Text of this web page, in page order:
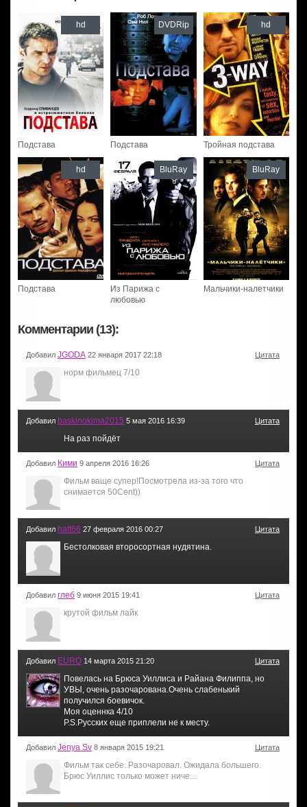
Подстава
hd
Подстава
DVDRip
Тройная подстава
hd
Подстава
hd
Из Парижа с
любовью
BluRay
Мальчики-налетчики
BluRay
Комментарии (13):
Добавил JGODA 22 января 2017 22:18 Цитата
норм фильмец 7/10
Добавил baskinokima2015 5 мая 2016 16:39 Цитата
На раз пойдёт
Добавил Кими 9 апреля 2016 16:26 Цитата
Фильм ваще супер!Посмотрела из-за того что
снимается 50Cent))
Добавил hatt66 27 февраля 2016 00:27 Цитата
Бестолковая второсортная нудятина.
Добавил глеб 9 июня 2015 19:41 Цитата
крутой фильм лайк
Добавил EURO 14 марта 2015 21:20 Цитата
Повелась на Брюса Уиллиса и Райана Филиппа, но
УВЫ, очень разочарована.Очень слабенький
получился боевичок.
Моя оценнка 4/10
P.S.Русских еще приплели не к месту.
Добавил Jenya Sv 8 января 2015 19:21 Цитата
Фильм так себе. Разочаровал. Ожидала большего.
Брюс Уиллис только может ниче....